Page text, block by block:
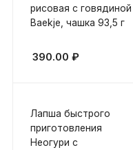
рисовая с говядиной
Baekje, чашка 93,5 г
390.00 ₽
Лапша быстрого
приготовления
Неогури с